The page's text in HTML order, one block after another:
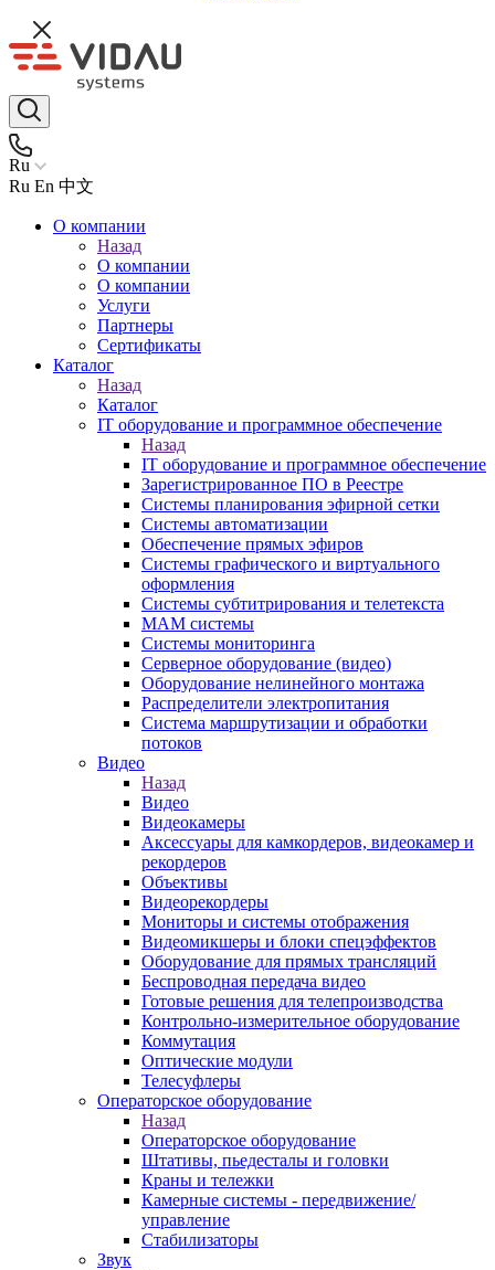
Ru
Ru En 中文
О компании
Назад
О компании
О компании
Услуги
Партнеры
Сертификаты
Каталог
Назад
Каталог
IT оборудование и программное обеспечение
Назад
IT оборудование и программное обеспечение
Зарегистрированное ПО в Реестре
Системы планирования эфирной сетки
Системы автоматизации
Обеспечение прямых эфиров
Системы графического и виртуального
оформления
Системы субтитрирования и телетекста
MAM системы
Системы мониторинга
Серверное оборудование (видео)
Оборудование нелинейного монтажа
Распределители электропитания
Система маршрутизации и обработки
потоков
Видео
Назад
Видео
Видеокамеры
Аксессуары для камкордеров, видеокамер и
рекордеров
Объективы
Видеорекордеры
Мониторы и системы отображения
Видеомикшеры и блоки спецэффектов
Оборудование для прямых трансляций
Беспроводная передача видео
Готовые решения для телепроизводства
Контрольно-измерительное оборудование
Коммутация
Оптические модули
Телесуфлеры
Операторское оборудование
Назад
Операторское оборудование
Штативы, пьедесталы и головки
Краны и тележки
Камерные системы - передвижение/
управление
Стабилизаторы
Звук